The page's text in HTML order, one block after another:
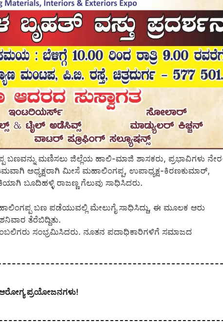
ಬಣವನ್ನು ಮಣಿಸಲು ಜಿಲ್ಲೆಯ ಹಾಲಿ-ಮಾಜಿ ಶಾಸಕರು, ಪ್ರಭಾವಿಗಳು
ಅಧ್ಯಕ್ಷರಾಗಿ ಮೀಸೆ ಮಹಾಲಿಂಗಪ್ಪ, ಉಪಾಧ್ಯಕ್ಷ-ಕಿರಣಕುಮಾರ್,
ಬೂದಿಹಳ್ಳಿ ರಾಜಣ್ಣ ಗೆಲುವು ಸಾಧಿಸಿದರು.
ಬಣ ಪಡೆಯುವಲ್ಲಿ ಮೇಲುಗೈ ಸಾಧಿಸಿದ್ದು, ಈ ಮೂಲಕ ಆರು
ತೆರೆಬಿದ್ದಿತು.
ಬೆಂಬಲಿಗರು ಸಂಭ್ರಮಿಸಿದರು. ನೂತನ ಪದಾಧಿಕಾರಿಗಳಿಗೆ ಸಮಾಜದ
ಪ್ರಯೋಜನಗಳು!